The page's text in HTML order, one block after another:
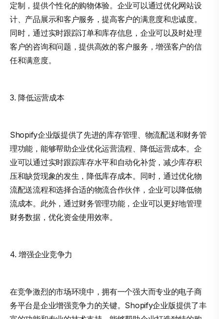
定制，提供个性化的购物体验。企业可以通过优化网站设
计、产品展示和客户服务，提高客户的满意度和忠诚度。
同时，通过实时跟踪订单和库存信息，企业可以及时处理
客户的咨询和问题，提供高效的客户服务，增强客户的信
任和满意度。
3. 降低运营成本
Shopify企业版提供了先进的库存管理、物流配送和财务管
理功能，能够帮助企业优化运营流程、降低运营成本。企
业可以通过实时跟踪库存水平和自动化补货，减少库存积
压和缺货现象的发生，降低库存成本。同时，通过优化物
流配送流程和选择合适的物流合作伙伴，企业可以降低物
流成本。此外，通过财务管理功能，企业可以更好地管理
财务数据，优化资金使用效率。
4. 增强企业竞争力
在竞争激烈的市场环境中，拥有一个强大而专业的电子商
务平台是企业增强竞争力的关键。Shopify企业版提供了丰